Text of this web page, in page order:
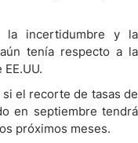
la incertidumbre y la
tenía respecto a la
el recorte de tasas de
en septiembre tendrá
próximos meses.